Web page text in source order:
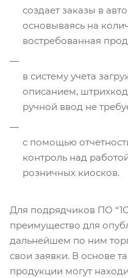
создает заказы в
основываясь на
востребованная
в систему учета
описанием,
ручной ввод не
с помощью
контроль над
розничных киосков.
Для подрядчиков ПО
преимущество для
дальнейшем по ним
свои заявки. В основе
продукции могут